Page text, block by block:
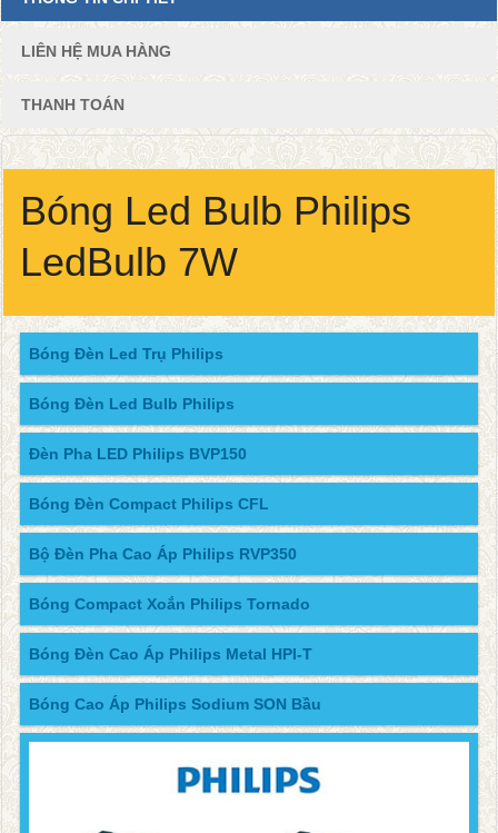
LIÊN HỆ MUA HÀNG
THANH TOÁN
Bóng Led Bulb Philips
LedBulb 7W
Bóng Đèn Led Trụ Philips
Bóng Đèn Led Bulb Philips
Đèn Pha LED Philips BVP150
Bóng Đèn Compact Philips CFL
Bộ Đèn Pha Cao Áp Philips RVP350
Bóng Compact Xoắn Philips Tornado
Bóng Đèn Cao Áp Philips Metal HPI-T
Bóng Cao Áp Philips Sodium SON Bầu